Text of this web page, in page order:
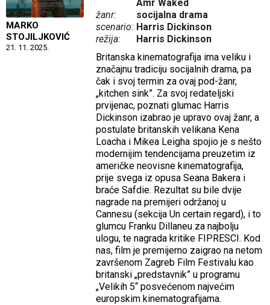
MARKO
STOJILJKOVIĆ
21. 11. 2025.
Amr Waked
žanr:
socijalna drama
scenario: Harris Dickinson
režija:
Harris Dickinson
Britanska kinematografija ima veliku i
značajnu tradiciju socijalnih drama, pa
čak i svoj termin za ovaj pod-žanr,
„kitchen sink”. Za svoj redateljski
prvijenac, poznati glumac Harris
Dickinson izabrao je upravo ovaj žanr, a
postulate britanskih velikana Kena
Loacha i Mikea Leigha spojio je s nešto
modernijim tendencijama preuzetim iz
američke neovisne kinematografija,
prije svega iz opusa Seana Bakera i
braće Safdie. Rezultat su bile dvije
nagrade na premijeri održanoj u
Cannesu (sekcija Un certain regard), i to
glumcu Franku Dillaneu za najbolju
ulogu, te nagrada kritike FIPRESCI. Kod
nas, film je premijerno zaigrao na netom
završenom Zagreb Film Festivalu kao
britanski „predstavnik” u programu
„Velikih 5“ posvećenom najvećim
europskim kinematografijama.